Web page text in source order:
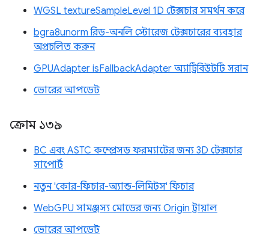
WGSL textureSampleLevel 1D টেক্সচার সমর্থন করে
bgra8unorm রিড-অনলি স্টোরেজ টেক্সচারের ব্যবহার
অপ্রচলিত করুন
GPUAdapter isFallbackAdapter অ্যাট্রিবিউটটি সরান
ভোরের আপডেট
ক্রোম ১৩৯
BC এবং ASTC কম্প্রেসড ফরম্যাটের জন্য 3D টেক্সচার
সাপোর্ট
নতুন 'কোর-ফিচার-অ্যান্ড-লিমিটস' ফিচার
WebGPU সামঞ্জস্য মোডের জন্য Origin ট্রায়াল
ভোরের আপডেট